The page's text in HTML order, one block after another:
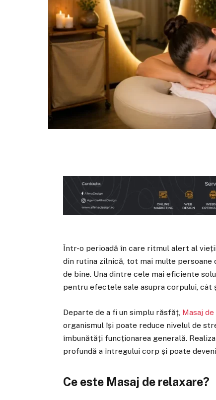
Într-o perioadă în care ritmul alert al
din rutina zilnică, tot mai multe
de bine. Una dintre cele mai eficiente
pentru efectele sale asupra corpului, cât
Departe de a fi un simplu răsfăț, Masaj
organismul își poate reduce nivelul de
îmbunătăți funcționarea generală.
profundă a întregului corp și poate
Ce este Masaj de relaxare?